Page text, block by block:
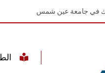
بك في جامعة عين شمس